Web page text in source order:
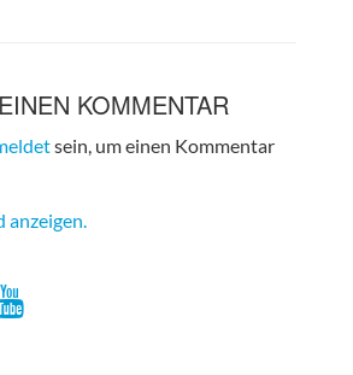
KOMMENTAR
sein, um einen Kommentar
anzeigen.